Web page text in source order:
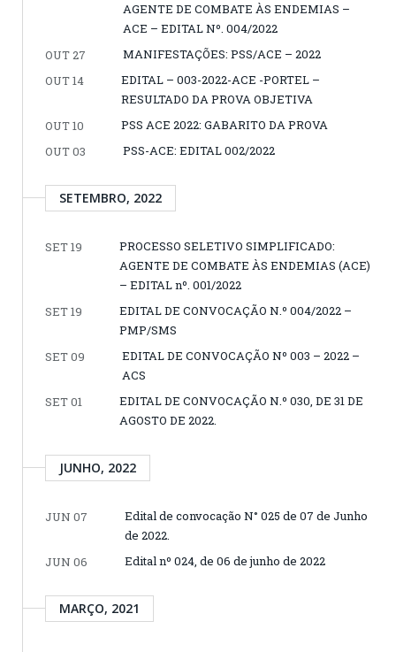
AGENTE DE COMBATE ÀS ENDEMIAS –
ACE – EDITAL Nº. 004/2022
OUT 27
MANIFESTAÇÕES: PSS/ACE – 2022
OUT 14
EDITAL – 003-2022-ACE -PORTEL –
RESULTADO DA PROVA OBJETIVA
OUT 10
PSS ACE 2022: GABARITO DA PROVA
OUT 03
PSS-ACE: EDITAL 002/2022
SETEMBRO, 2022
SET 19
PROCESSO SELETIVO SIMPLIFICADO:
AGENTE DE COMBATE ÀS ENDEMIAS (ACE)
– EDITAL nº. 001/2022
SET 19
EDITAL DE CONVOCAÇÃO N.º 004/2022 –
PMP/SMS
SET 09
EDITAL DE CONVOCAÇÃO Nº 003 – 2022 –
ACS
SET 01
EDITAL DE CONVOCAÇÃO N.º 030, DE 31 DE
AGOSTO DE 2022.
JUNHO, 2022
JUN 07
Edital de convocação N° 025 de 07 de Junho
de 2022.
JUN 06
Edital nº 024, de 06 de junho de 2022
MARÇO, 2021